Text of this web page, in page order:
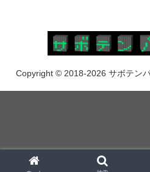
Copyright © 2018-2026 サボテン